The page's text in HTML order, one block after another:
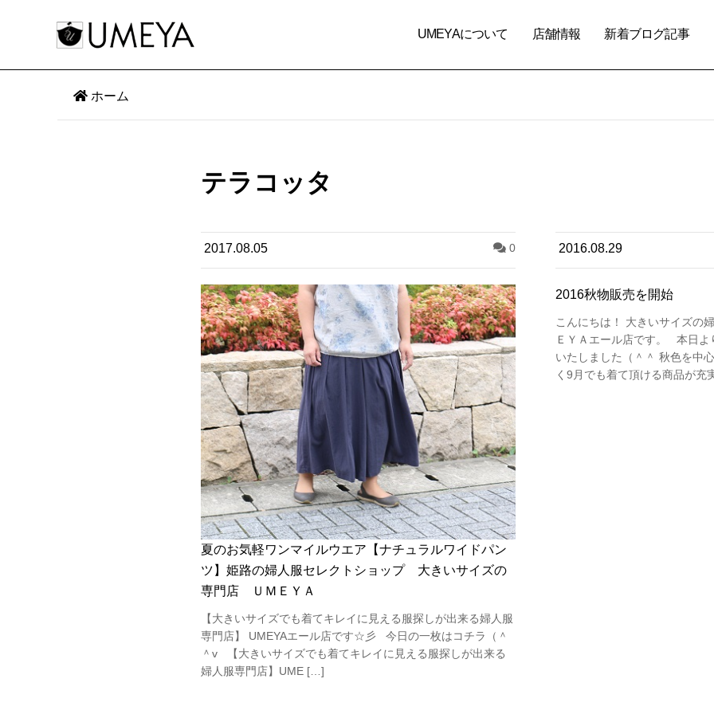
UMEYAについて 店舗情報 新着ブログ記事
ホーム
テラコッタ
2017.08.05 0
夏のお気軽ワンマイルウエア【ナチュラルワイドパン
ツ】姫路の婦人服セレクトショップ 大きいサイズの
専門店 ＵＭＥＹＡ
【大きいサイズでも着てキレイに見える服探しが出来る婦人服
専門店】 UMEYAエール店です☆彡 今日の一枚はコチラ（＾
＾v 【大きいサイズでも着てキレイに見える服探しが出来る
婦人服専門店】UME […]
2016.08.29
2016秋物販売を開始
こんにちは！ 大きいサイズの
ＥＹＡエール店です。 本日
いたしました（＾＾ 秋色を中
く9月でも着て頂ける商品が充